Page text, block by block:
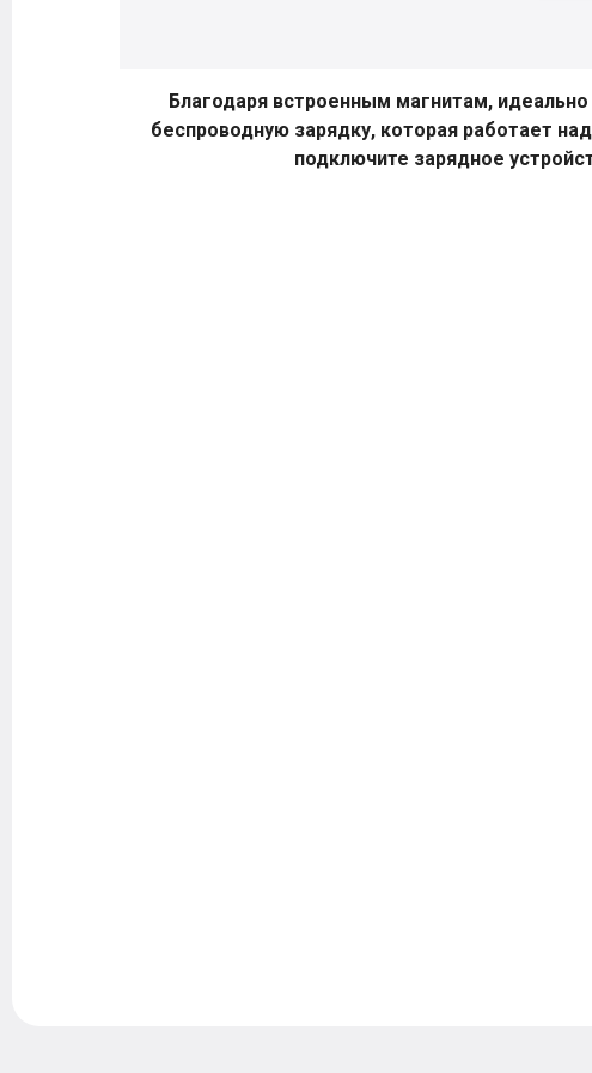
Благодаря встроенным магнитам,
беспроводную зарядку, которая работает
подключите зарядное